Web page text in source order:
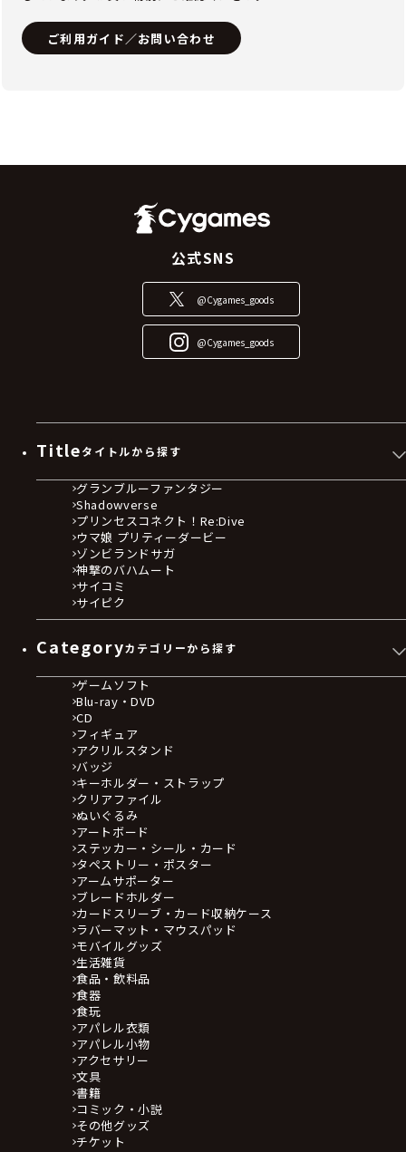
ご利用ガイド／お問い合わせ
公式SNS
@Cygames_goods
@Cygames_goods
Titleタイトルから探す
グランブルーファンタジー
Shadowverse
プリンセスコネクト！Re:Dive
ウマ娘 プリティーダービー
ゾンビランドサガ
神撃のバハムート
サイコミ
サイピク
Categoryカテゴリーから探す
ゲームソフト
Blu-ray・DVD
CD
フィギュア
アクリルスタンド
バッジ
キーホルダー・ストラップ
クリアファイル
ぬいぐるみ
アートボード
ステッカー・シール・カード
タペストリー・ポスター
アームサポーター
ブレードホルダー
カードスリーブ・カード収納ケース
ラバーマット・マウスパッド
モバイルグッズ
生活雑貨
食品・飲料品
食器
食玩
アパレル衣類
アパレル小物
アクセサリー
文具
書籍
コミック・小説
その他グッズ
チケット